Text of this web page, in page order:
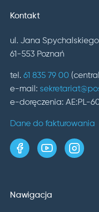
Kontakt
ul. Jana
61-553 Poznań
tel. 61 835 79 00
e-mail:
e-doręczenia: AE:PL-
Dane do fakturowania
strona wkanał w
Nawigacja